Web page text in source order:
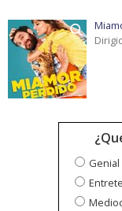
Genial